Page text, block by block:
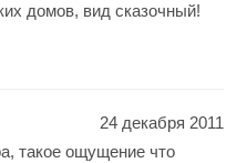
домов, вид сказочный!
24 декабря 2011
такое ощущение что